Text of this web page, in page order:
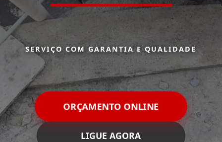
SERVIÇO COM GARANTIA E QUALIDADE
ORÇAMENTO ONLINE
LIGUE AGORA